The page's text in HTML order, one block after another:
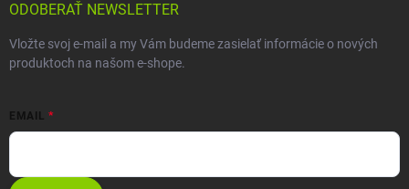
ODOBERAŤ NEWSLETTER
Vložte svoj e-mail a my Vám budeme zasielať informácie o nových
produktoch na našom e-shope.
EMAIL